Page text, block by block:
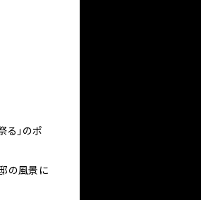
」のポ
の風景に